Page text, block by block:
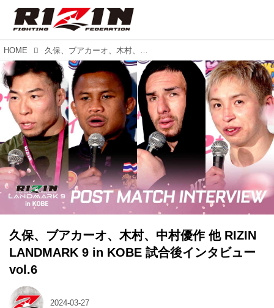
HOME 久保、ブアカーオ、木村、中村優作 他 RIZIN LANDMARK 9 in KOBE 試合後インタビュー vol.6
久保、ブアカーオ、木村、中村優作 他 RIZIN
LANDMARK 9 in KOBE 試合後インタビュー
vol.6
2024-03-27